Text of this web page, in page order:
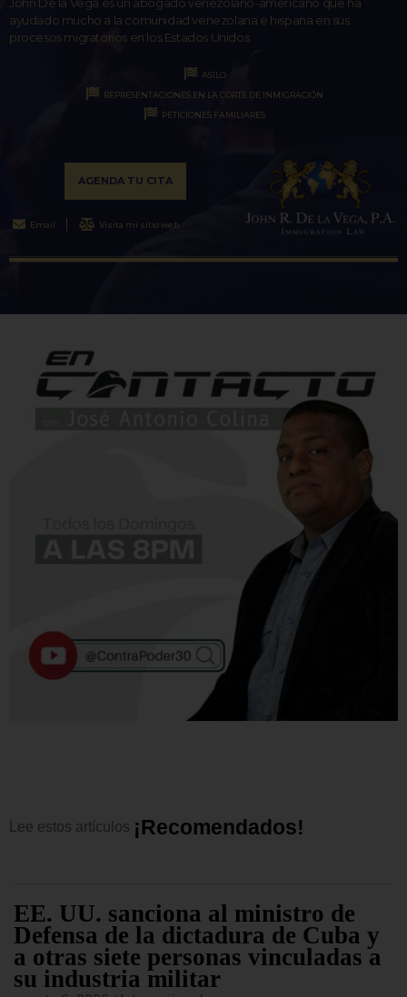
John De la Vega es un abogado venezolano-americano que ha
ayudado mucho a la comunidad venezolana e hispana en sus
procesos migratorios en los Estados Unidos.
ASILO
REPRESENTACIONES EN LA CORTE DE INMIGRACIÓN
PETICIONES FAMILIARES
AGENDA TU CITA
Email Visita mi sitio web
Lee estos artículos ¡Recomend ad os!
EE. UU. sanciona al ministro de
Defensa de la dictadura de Cuba y
a otras siete personas vinculadas a
su industria militar